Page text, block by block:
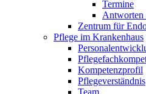
Termine
Antworten
Zentrum für
Pflege im Krankenhaus
Kompetenzprofil
Pflegeverständnis
Team